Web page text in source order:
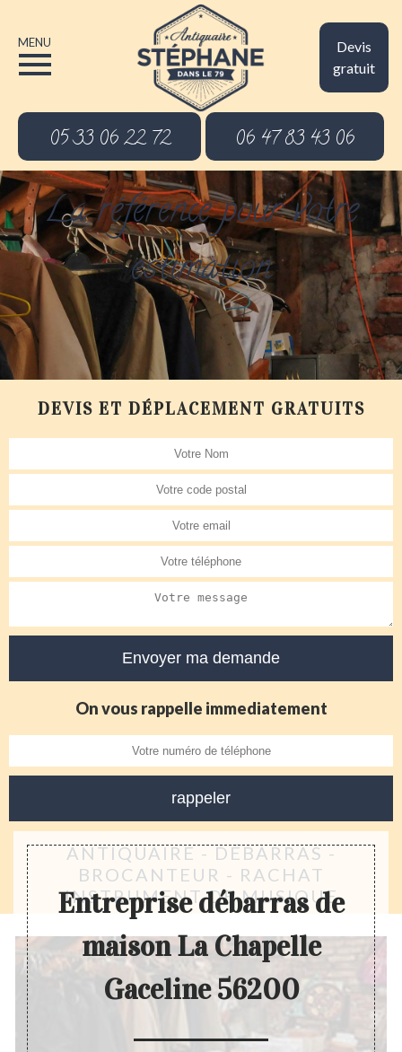
Devis
gratuit
MENU
05 33 06 22 72 06 47 83 43 06
La référence pour votre
estimation
DEVIS ET DÉPLACEMENT GRATUITS
On vous rappelle immediatement
ANTIQUAIRE - DÉBARRAS -
BROCANTEUR - RACHAT
INSTRUMENT DE MUSIQUE
Entreprise débarras de
maison La Chapelle
Gaceline 56200